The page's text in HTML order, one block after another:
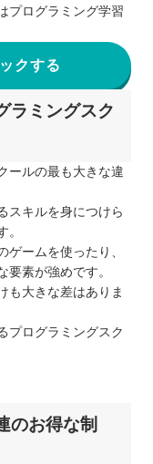
プログラミング学習
クする
ラミングスク
ールの最も大きな違
スキルを身につけら
。
ームを使ったり、
要素が強めです。
も大きな差はありま
プログラミングスク
のお得な制